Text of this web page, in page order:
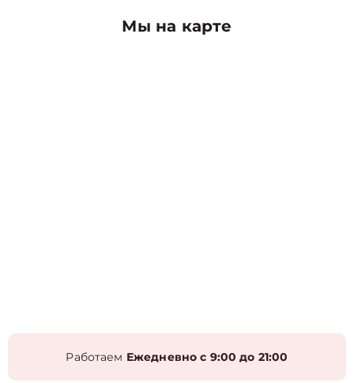
Мы на карте
Работаем Ежедневно с 9:00 до 21:00